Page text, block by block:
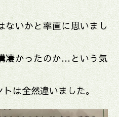
ないかと率直に思いまし
凄かったのか…という気
は全然違いました。